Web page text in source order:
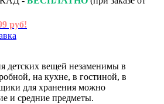
руб!
детских вещей незаменимы в
на кухне, в гостиной, в
для хранения можно
и средние предметы.